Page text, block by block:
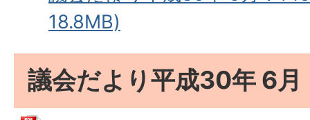
18.8MB)
議会だより平成30年 6月